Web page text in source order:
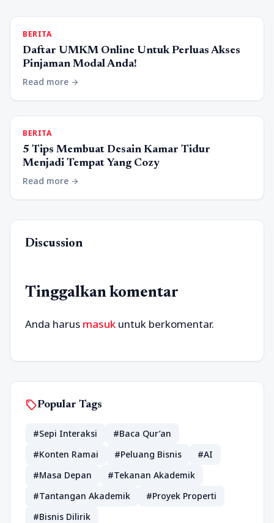
BERITA
Daftar UMKM Online Untuk Perluas Akses
Pinjaman Modal Anda!
Read more arrow_forward
BERITA
5 Tips Membuat Desain Kamar Tidur
Menjadi Tempat Yang Cozy
Read more arrow_forward
Discussion
Tinggalkan komentar
Anda harus masuk untuk berkomentar.
sellPopular Tags
#Sepi Interaksi
#Baca Qur’an
#Konten Ramai
#Peluang Bisnis
#AI
#Masa Depan
#Tekanan Akademik
#Tantangan Akademik
#Proyek Properti
#Bisnis Dilirik